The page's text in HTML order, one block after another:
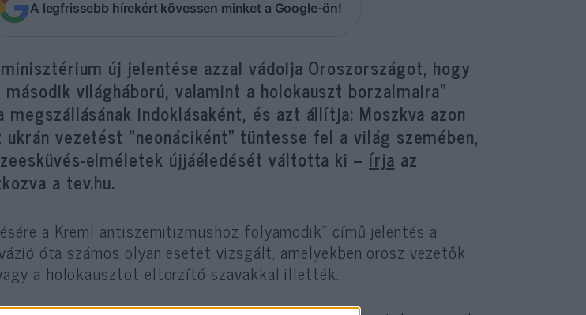
A legfrissebb hírekért kövessen minket a Google-ön!
új jelentése azzal vádolja Oroszországot, hogy
második világháború, valamint a holokauszt borzalmaira”
indoklásaként, és azt állítja: Moszkva azon
vezetést “neonáciként” tüntesse fel a világ szemében,
elméletek újjáéledését váltotta ki – írja az
a tev.hu.
a Kreml antiszemitizmushoz folyamodik” című jelentés a
óta számos olyan esetet vizsgált, amelyekben orosz vezetők
a holokausztot eltorzító szavakkal illették.